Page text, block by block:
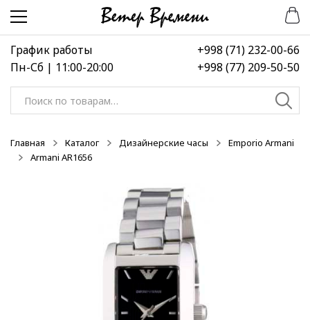
Перейти
навигации
Перейти
содержимому
График работы
Пн-Сб | 11:00-20:00
+998 (71) 232-00-66
+998 (77) 209-50-50
Искать:
Главная Каталог Дизайнерские часы
Emporio Armani
Armani AR1656
-50%
-50%
-50%